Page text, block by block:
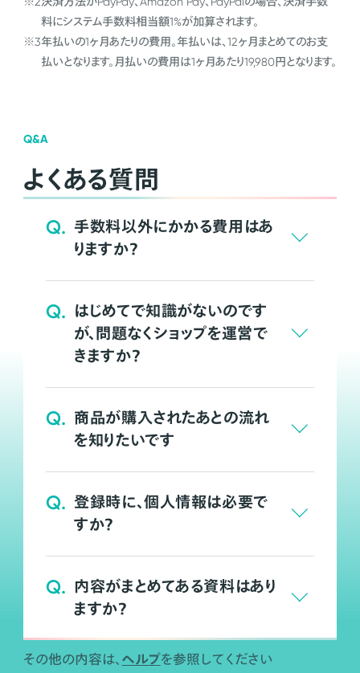
料にシステム手数料相当額1%が加算されます。
※3年払いの1ヶ月あたりの費用。年払いは、12ヶ月まとめてのお支
払いとなります。月払いの費用は1ヶ月あたり19,980円となります。
Q&A
よくある質問
Q. 手数料以外にかかる費用はあ
りますか？
Q. はじめてで知識がないのです
が、問題なくショップを運営で
きますか？
Q. 商品が購入されたあとの流れ
を知りたいです
Q. 登録時に、個人情報は必要で
すか？
Q. 内容がまとめてある資料はあり
ますか？
その他の内容は、 ヘルプを参照してください